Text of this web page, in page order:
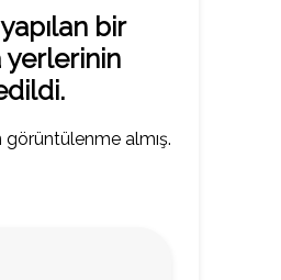
bir
yerlerinin
görüntülenme almış.